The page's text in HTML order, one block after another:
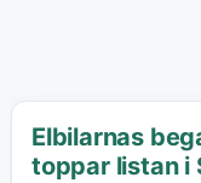
Elbilarnas
toppar listan i